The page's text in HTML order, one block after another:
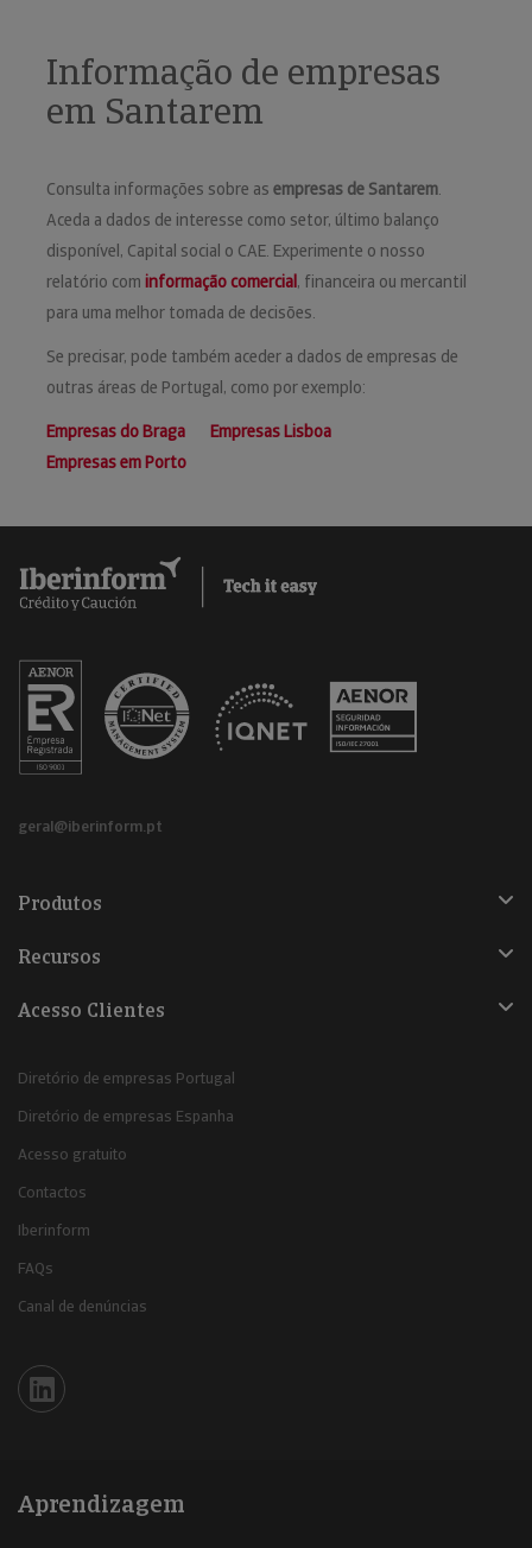
Informação de empresas
em Santarem
Consulta informações sobre as empresas de Santarem.
Aceda a dados de interesse como setor, último balanço
disponível, Capital social o CAE. Experimente o nosso
relatório com informação comercial, financeira ou mercantil
para uma melhor tomada de decisões.
Se precisar, pode também aceder a dados de empresas de
outras áreas de Portugal, como por exemplo:
Empresas do Braga
Empresas Lisboa
Empresas em Porto
geral@iberinform.pt
Produtos
Recursos
Acesso Clientes
Diretório de empresas Portugal
Diretório de empresas Espanha
Acesso gratuito
Contactos
Iberinform
FAQs
Canal de denúncias
Iberinform en Linkedin
Aprendizagem